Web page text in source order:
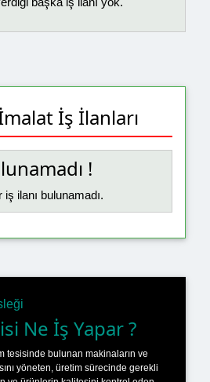
İş İlanları
!
iş ilanı bulunamadı.
Ne İş Yapar ?
tesisinde bulunan makinaların ve
yöneten, üretim sürecinde gerekli